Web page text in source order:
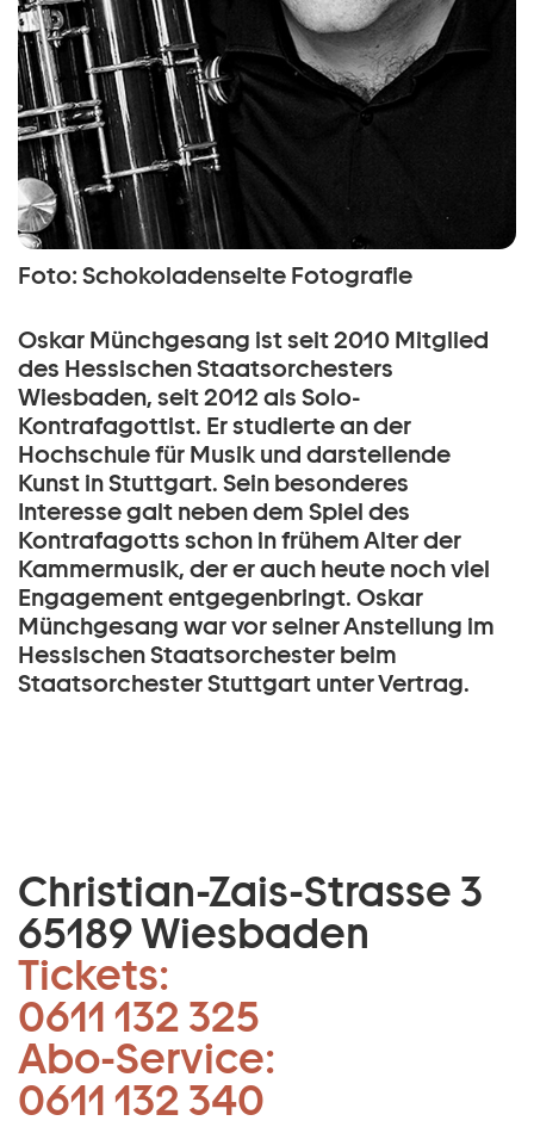
Foto: Schokoladenseite Fotografie
Oskar Münchgesang ist seit 2010 Mitglied
des Hessischen Staatsorchesters
Wiesbaden, seit 2012 als Solo-
Kontrafagottist. Er studierte an der
Hochschule für Musik und darstellende
Kunst in Stuttgart. Sein besonderes
Interesse galt neben dem Spiel des
Kontrafagotts schon in frühem Alter der
Kammermusik, der er auch heute noch viel
Engagement entgegenbringt. Oskar
Münchgesang war vor seiner Anstellung im
Hessischen Staatsorchester beim
Staatsorchester Stuttgart unter Vertrag.
Christian-Zais-Strasse 3
65189 Wiesbaden
Tickets:
0611 132 325
Abo-Service:
0611 132 340